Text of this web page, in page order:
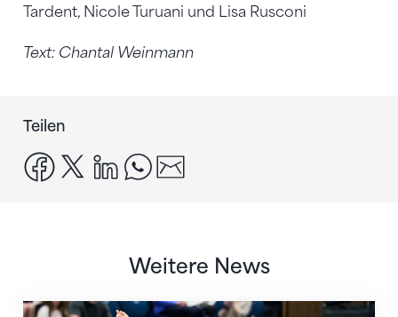
Tardent, Nicole Turuani und Lisa Rusconi
Text: Chantal Weinmann
Teilen
facebook
x linkedinwhatsapp
Weitere News
Nächster Halt: Weltmeisterschaft